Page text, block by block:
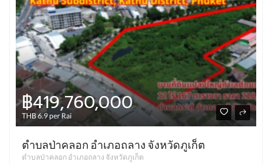
฿419,760,000
THB 6.9 per Rai
ตำบลป่าคลอก อำเภอถลาง จังหวัดภูเก็ต
ตำบลป่าคลอก อำเภอถลาง จังหวัดภูเก็ต